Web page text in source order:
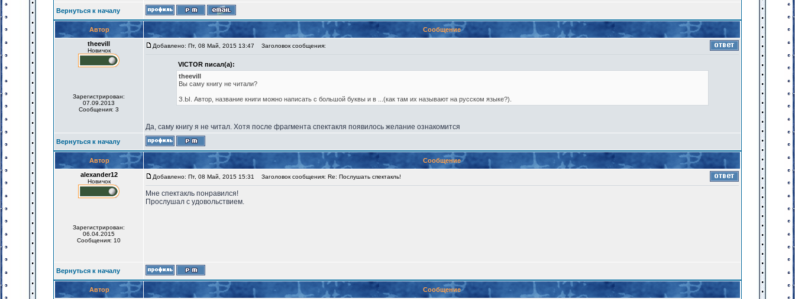
Вернуться к началу
Автор
Сообщение
theevill
Новичок
Зарегистрирован:
07.09.2013
Сообщения: 3
Добавлено: Пт, 08 Май, 2015 13:47 Заголовок сообщения:
VICTOR писал(а):
theevill
Вы саму книгу не читали?
З.Ы. Автор, название книги можно написать с большой буквы и в ...(как там их называют на русском языке?).
Да, саму книгу я не читал. Хотя после фрагмента спектакля появилось желание ознакомится
Вернуться к началу
Автор
Сообщение
alexander12
Новичок
Зарегистрирован:
06.04.2015
Сообщения: 10
Добавлено: Пт, 08 Май, 2015 15:31 Заголовок сообщения: Re: Послушать спектакль!
Мне спектакль понравился!
Прослушал с удовольствием.
Вернуться к началу
Автор
Сообщение